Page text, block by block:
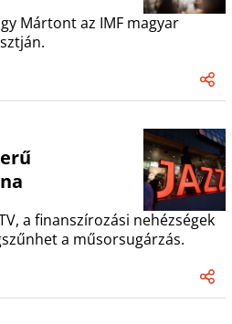
Mártont az IMF magyar
a finanszírozási nehézségek
a műsorsugárzás.